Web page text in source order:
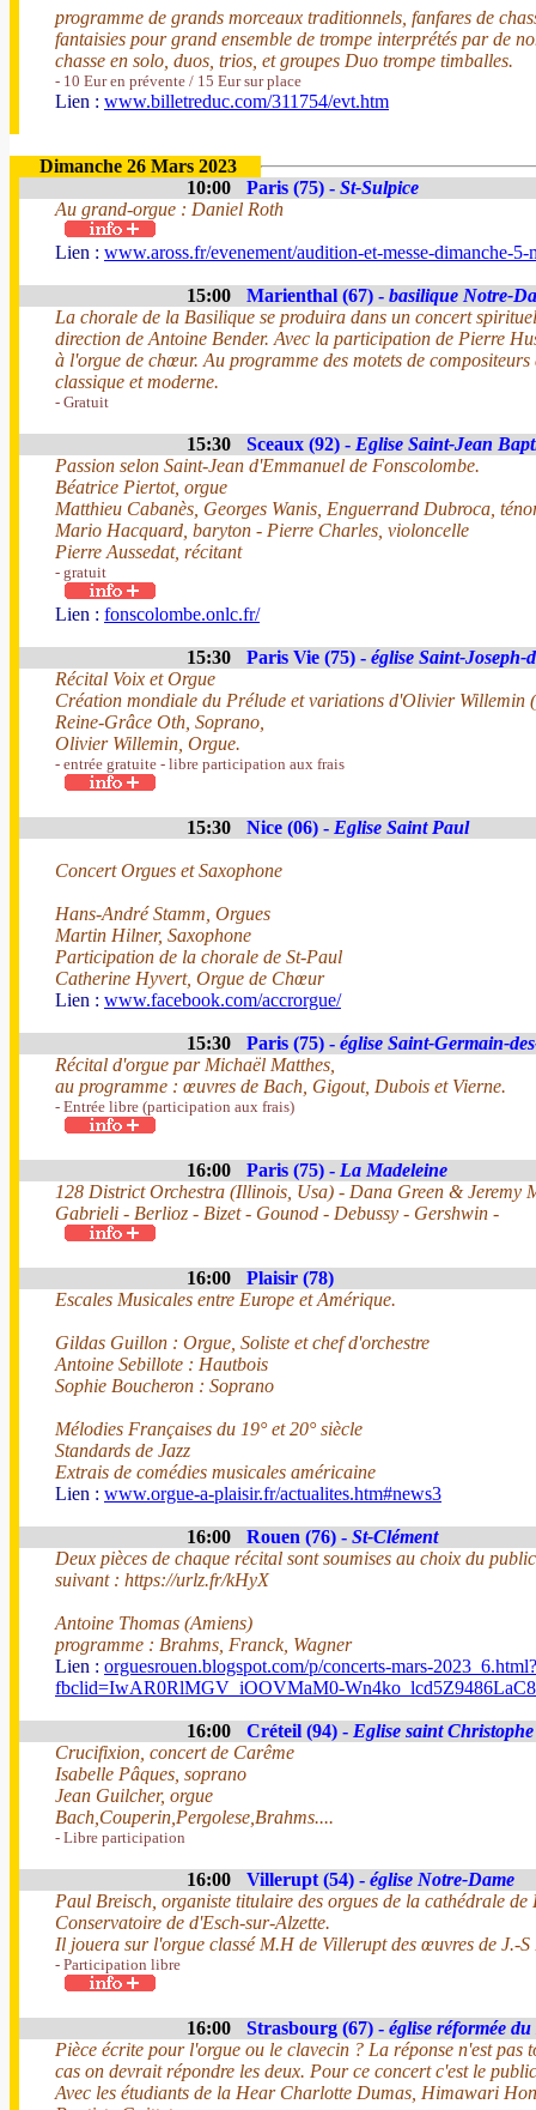
programme de grands morceaux traditionnels, fanfares de
fantaisies pour grand ensemble de trompe interprétés par de
chasse en solo, duos, trios, et groupes Duo trompe timballes.
- 10 Eur en prévente / 15 Eur sur place
Lien : www.billetreduc.com/311754/evt.htm
Dimanche 26 Mars 2023
10:00
Paris (75) - St-Sulpice
Au grand-orgue : Daniel Roth
Lien : www.aross.fr/evenement/audition-et-messe-dimanche-5-
15:00 Marienthal (67) - basilique Notre-
La chorale de la Basilique se produira dans un concert
direction de Antoine Bender. Avec la participation de Pierre
à l'orgue de chœur. Au programme des motets de compositeurs
classique et moderne.
- Gratuit
15:30 Sceaux (92) - Eglise Saint-Jean
Passion selon Saint-Jean d'Emmanuel de Fonscolombe.
Béatrice Piertot, orgue
Matthieu Cabanès, Georges Wanis, Enguerrand Dubroca,
Mario Hacquard, baryton - Pierre Charles, violoncelle
Pierre Aussedat, récitant
- gratuit
Lien : fonscolombe.onlc.fr/
15:30 Paris Vie (75) - église Saint-Joseph-
Récital Voix et Orgue
Création mondiale du Prélude et variations d'Olivier Willemin
Reine-Grâce Oth, Soprano,
Olivier Willemin, Orgue.
- entrée gratuite - libre participation aux frais
15:30 Nice (06) - Eglise Saint Paul
Concert Orgues et Saxophone
Hans-André Stamm, Orgues
Martin Hilner, Saxophone
Participation de la chorale de St-Paul
Catherine Hyvert, Orgue de Chœur
Lien : www.facebook.com/accrorgue/
15:30 Paris (75) - église Saint-Germain-
Récital d'orgue par Michaël Matthes,
au programme : œuvres de Bach, Gigout, Dubois et Vierne.
- Entrée libre (participation aux frais)
16:00 Paris (75) - La Madeleine
128 District Orchestra (Illinois, Usa) - Dana Green & Jeremy
Gabrieli - Berlioz - Bizet - Gounod - Debussy - Gershwin -
16:00
Plaisir (78)
Escales Musicales entre Europe et Amérique.
Gildas Guillon : Orgue, Soliste et chef d'orchestre
Antoine Sebillote : Hautbois
Sophie Boucheron : Soprano
Mélodies Françaises du 19° et 20° siècle
Standards de Jazz
Extrais de comédies musicales américaine
Lien : www.orgue-a-plaisir.fr/actualites.htm#news3
16:00 Rouen (76) - St-Clément
Deux pièces de chaque récital sont soumises au choix du
suivant : https://urlz.fr/kHyX
Antoine Thomas (Amiens)
programme : Brahms, Franck, Wagner
Lien : orguesrouen.blogspot.com/p/concerts-mars-2023_6.html?
fbclid=IwAR0RlMGV_iOOVMaM0-
16:00 Créteil (94) - Eglise saint Christophe
Crucifixion, concert de Carême
Isabelle Pâques, soprano
Jean Guilcher, orgue
Bach,Couperin,Pergolese,Brahms....
- Libre participation
16:00 Villerupt (54) - église Notre-Dame
Paul Breisch, organiste titulaire des orgues de la cathédrale
Conservatoire de d'Esch-sur-Alzette.
Il jouera sur l'orgue classé M.H de Villerupt des œuvres de J.-
- Participation libre
16:00 Strasbourg (67) - église réformée
Pièce écrite pour l'orgue ou le clavecin ? La réponse n'est pas
cas on devrait répondre les deux. Pour ce concert c'est le
Avec les étudiants de la Hear Charlotte Dumas, Himawari